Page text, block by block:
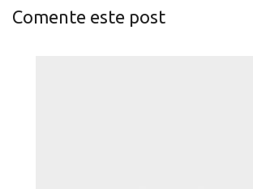
Comente este post